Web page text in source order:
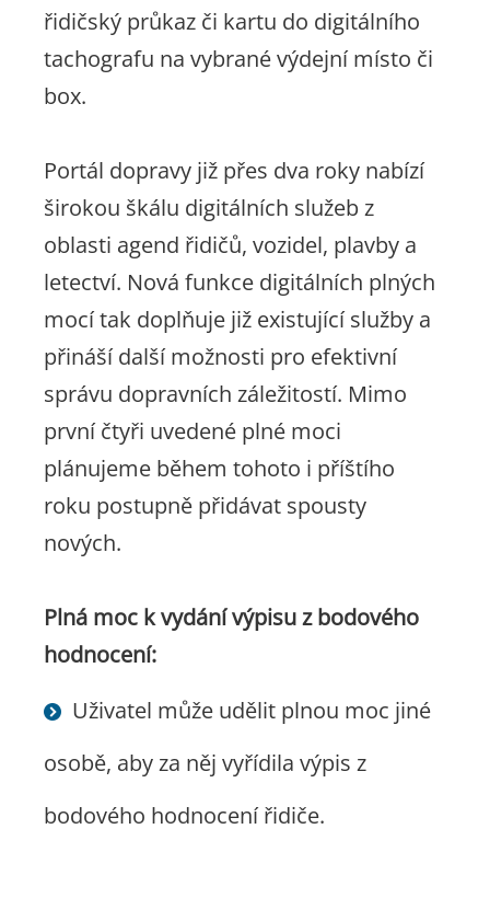
řidičský průkaz či kartu do digitálního
tachografu na vybrané výdejní místo či
box.
Portál dopravy již přes dva roky nabízí
širokou škálu digitálních služeb z
oblasti agend řidičů, vozidel, plavby a
letectví. Nová funkce digitálních plných
mocí tak doplňuje již existující služby a
přináší další možnosti pro efektivní
správu dopravních záležitostí. Mimo
první čtyři uvedené plné moci
plánujeme během tohoto i příštího
roku postupně přidávat spousty
nových.
Plná moc k vydání výpisu z bodového
hodnocení:
Uživatel může udělit plnou moc jiné
osobě, aby za něj vyřídila výpis z
bodového hodnocení řidiče.